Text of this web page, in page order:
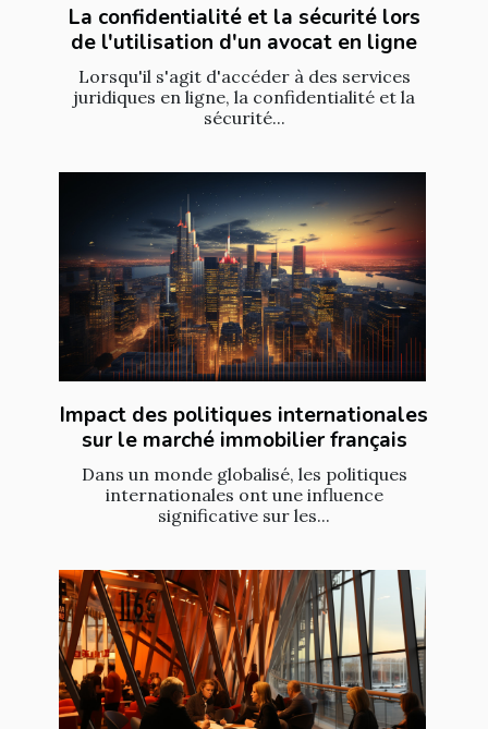
La confidentialité et la sécurité lors
de l'utilisation d'un avocat en ligne
Lorsqu'il s'agit d'accéder à des services
juridiques en ligne, la confidentialité et la
sécurité...
Impact des politiques internationales
sur le marché immobilier français
Dans un monde globalisé, les politiques
internationales ont une influence
significative sur les...